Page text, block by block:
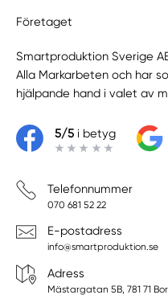
Företaget
Smartproduktion Sverige
Alla Markarbeten och har
hjälpande hand i valet av
5/5i betyg
Telefonnummer
070 681 52 22
E-postadress
info@smartproduktion.se
Adress
Mästargatan 5B, 781 71